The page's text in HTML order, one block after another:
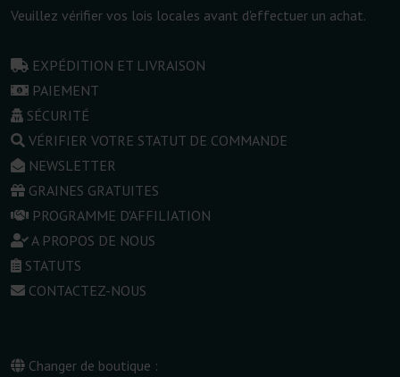
Veuillez vérifier vos lois locales avant d'effectuer un achat.
EXPÉDITION ET LIVRAISON
PAIEMENT
SÉCURITÉ
VÉRIFIER VOTRE STATUT DE COMMANDE
NEWSLETTER
GRAINES GRATUITES
PROGRAMME D'AFFILIATION
A PROPOS DE NOUS
STATUTS
CONTACTEZ-NOUS
Changer de boutique :